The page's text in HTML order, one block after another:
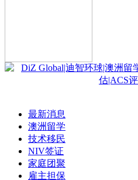
最新消息
澳洲留学
技术移民
NIV签证
家庭团聚
雇主担保